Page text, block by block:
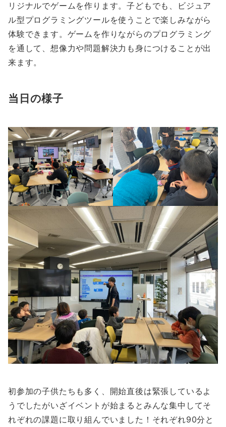
リジナルでゲームを作ります。子どもでも、ビジュア
ル型プログラミングツールを使うことで楽しみながら
体験できます。ゲームを作りながらのプログラミング
を通して、想像力や問題解決力も身につけることが出
来ます。
当日の様子
初参加の子供たちも多く、開始直後は緊張しているよ
うでしたがいざイベントが始まるとみんな集中してそ
れぞれの課題に取り組んでいました！それぞれ90分と